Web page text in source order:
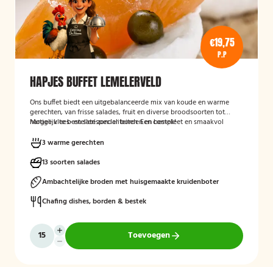
€19,75
P.P
HAPJES BUFFET LEMELERVELD
Ons buffet biedt een uitgebalanceerde mix van koude en warme
gerechten, van frisse salades, fruit en diverse broodsoorten tot
hartige vlees- en satéspecialiteiten. Een compleet en smaakvol
Mogelijk te bestellen zonder borden en bestek!
3 warme gerechten
13 soorten salades
Ambachtelijke broden met huisgemaakte kruidenboter
Chafing dishes, borden & bestek
Toevoegen